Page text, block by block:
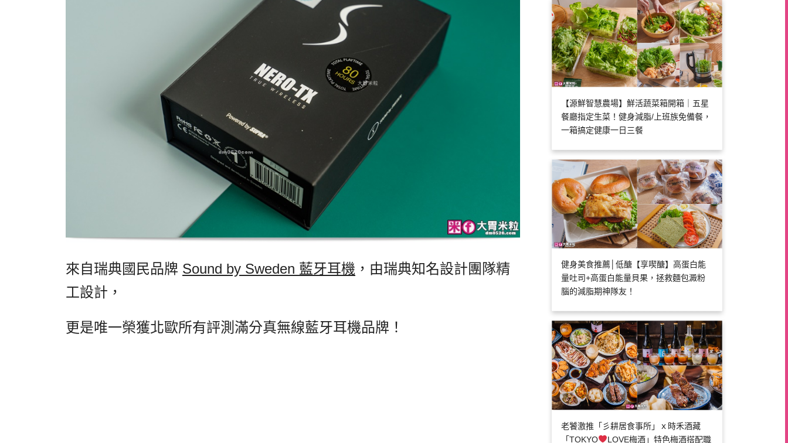
來自瑞典國民品牌 Sound by Sweden 藍牙耳機 ，由瑞典知名設計團隊精
工設計，
更是唯一榮獲北歐所有評測滿分真無線藍牙耳機品牌！
【源鮮智慧農場】鮮活蔬菜箱開箱｜五星
餐廳指定生菜！健身減脂/上班族免備餐，
一箱搞定健康一日三餐
健身美食推薦│低醣【享喫醣】高蛋白能
量吐司+高蛋白能量貝果，拯救麵包澱粉
腦的減脂期神隊友！
老饕激推「彡耕居食事所」ｘ時禾酒藏
「TOKYO
LOVE梅酒」特色梅酒搭配職